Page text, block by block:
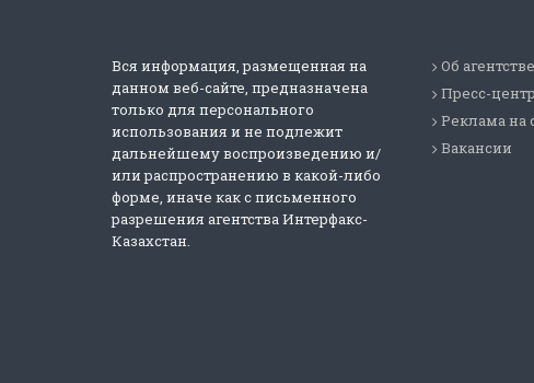
Вся информация, размещенная на
данном веб-сайте, предназначена
только для персонального
использования и не подлежит
дальнейшему воспроизведению и/
или распространению в какой-либо
форме, иначе как с письменного
разрешения агентства Интерфакс-
Казахстан.
Об агентстве
Пресс-центр
Реклама на
Вакансии